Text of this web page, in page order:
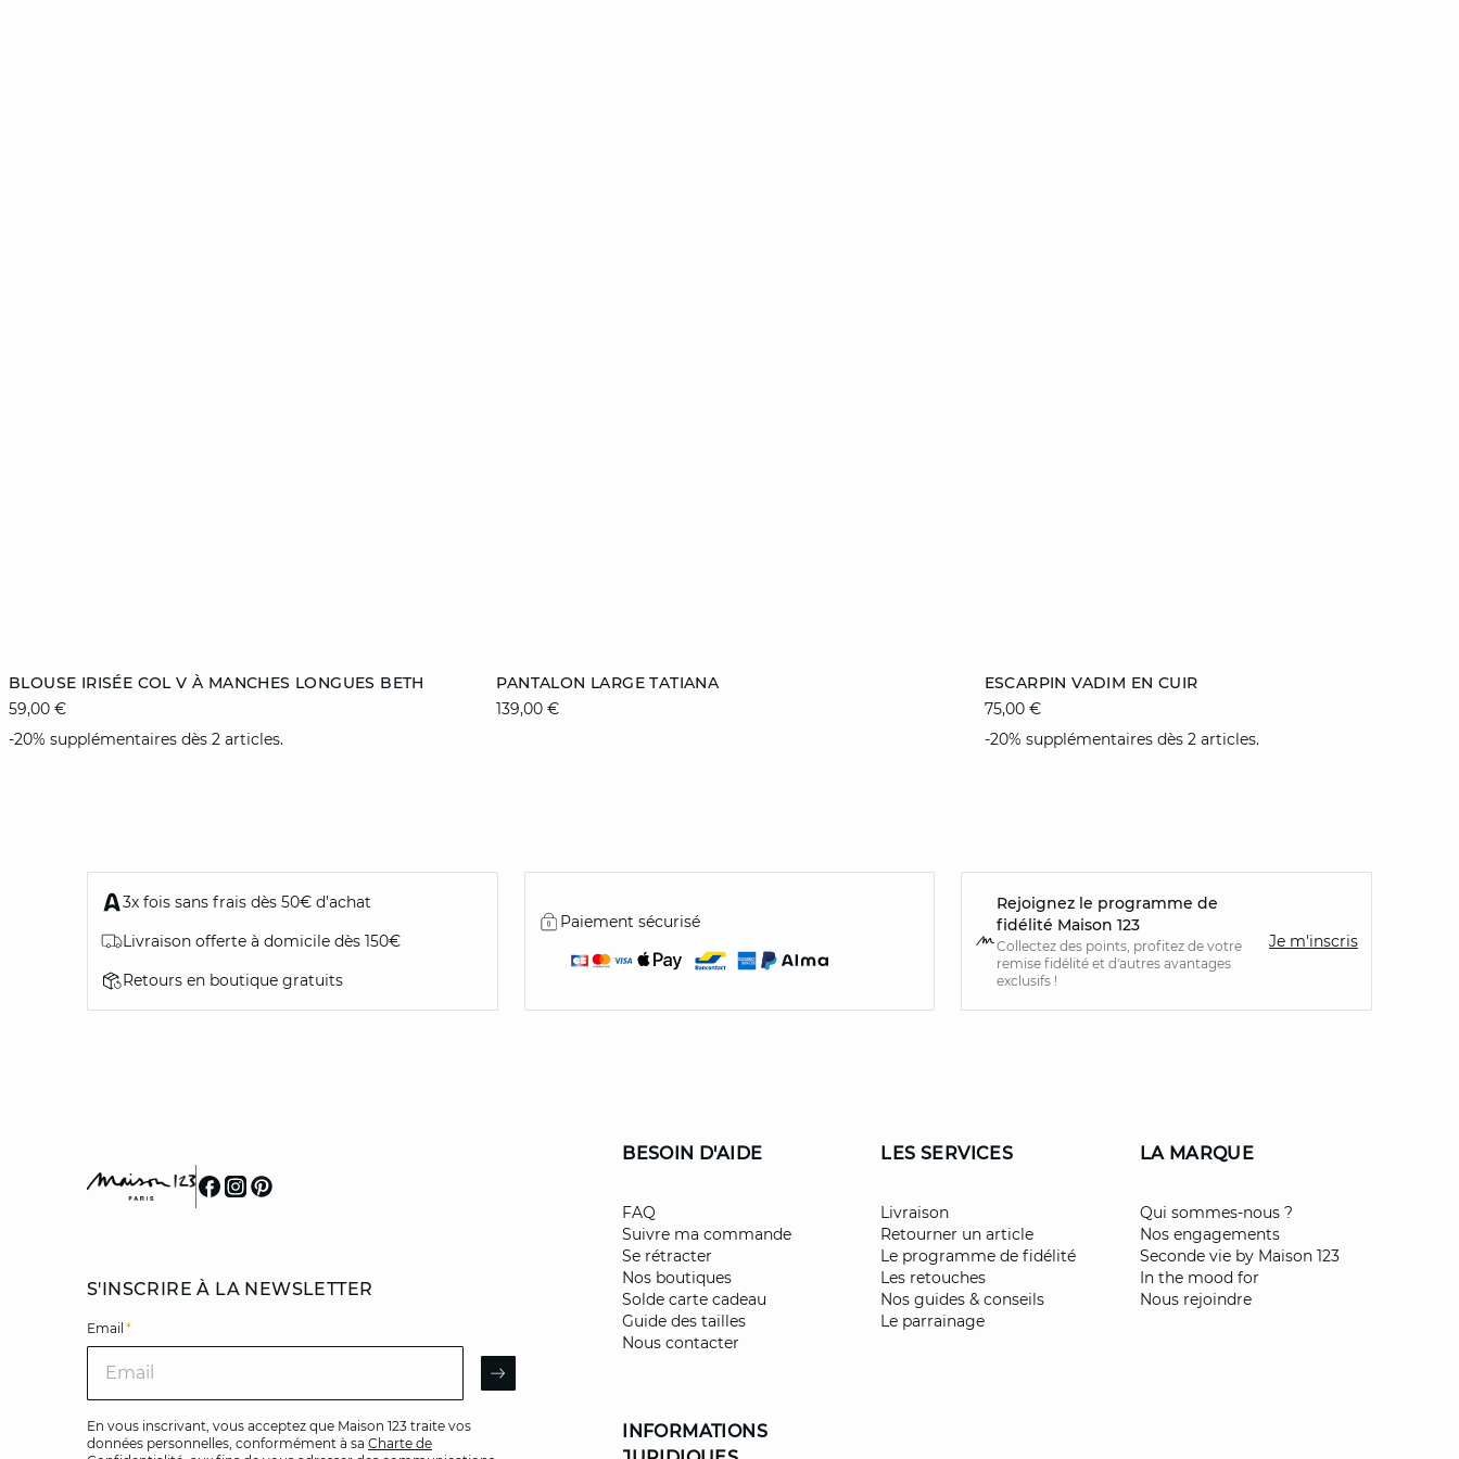
BLOUSE IRISÉE COL V À MANCHES LONGUES BETH
59,00 €
-20% supplémentaires dès 2 articles.
Ajouter au panier
XS
PANTALON LARGE TATIANA
139,00 €
S
ESCARPIN VADIM EN CUIR
75,00 €
-20% supplémentaires dès 2 articles.
36
3x fois sans frais dès 50€ d’achat
Livraison offerte à domicile dès 150€
Retours en boutique gratuits
Paiement sécurisé
Rejoignez le programme de
fidélité Maison 123
Collectez des points, profitez de votre
remise fidélité et d'autres avantages
exclusifs !
Je m'inscris
S'INSCRIRE À LA NEWSLETTER
Email *
ARROW
En vous inscrivant, vous acceptez que Maison 123 traite vos
données personnelles, conformément à sa Charte de
BESOIN D'AIDE
FAQ
Suivre ma commande
Se rétracter
Nos boutiques
Solde carte cadeau
Guide des tailles
Nous contacter
INFORMATIONS
LES SERVICES
Livraison
Retourner un article
Le programme de fidélité
Les retouches
Nos guides & conseils
Le parrainage
LA MARQUE
Qui sommes-nous ?
Nos engagements
Seconde vie by Maison 123
In the mood for
Nous rejoindre